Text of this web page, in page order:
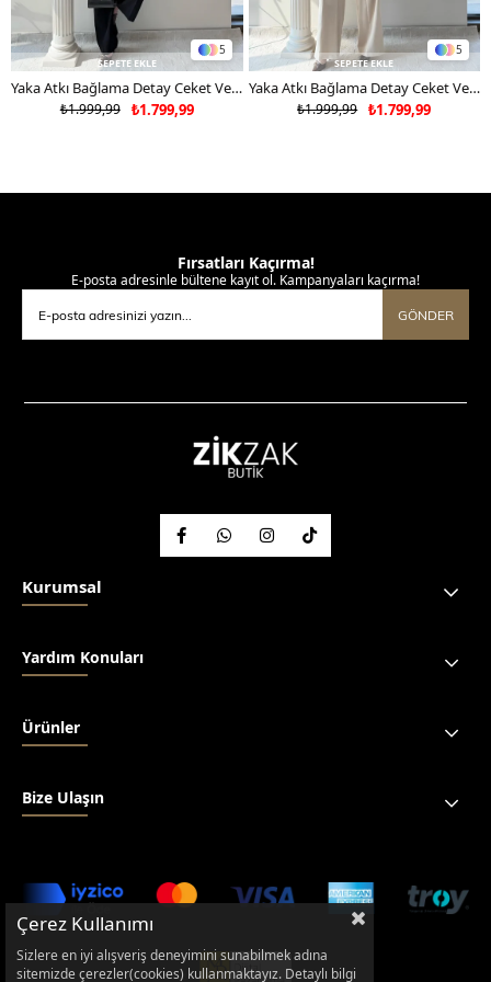
5
SEPETE EKLE
Yaka Atkı Bağlama Detay Ceket Ve Pantolonlu Double Kumaş İkili Takım Siyah 2117
₺1.799,99
₺1.999,99
5
SEPETE EKLE
Yaka Atkı Bağlama Detay Ceket Ve Pantolonlu Double Kumaş İkili Takım Bej 2117
₺1.799,99
₺1.999,99
Fırsatları Kaçırma!
E-posta adresinle bültene kayıt ol. Kampanyaları kaçırma!
GÖNDER
Kurumsal
Yardım Konuları
Ürünler
Bize Ulaşın
Çerez Kullanımı
Sizlere en iyi alışveriş deneyimini sunabilmek adına
sitemizde çerezler(cookies) kullanmaktayız. Detaylı bilgi